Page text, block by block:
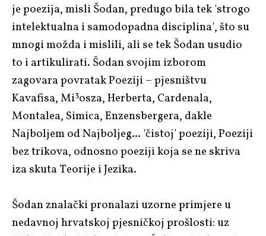
je poezija, misli Šodan, predugo bila tek 'strogo
intelektualna i samodopadna disciplina', što su
mnogi možda i mislili, ali se tek Šodan usudio
to i artikulirati. Šodan svojim izborom
zagovara povratak Poeziji – pjesništvu
Kavafisa,Mi³osza,Herberta, Cardenala,
Montalea, Simica,Enzensbergera, dakle
Najboljem od Najboljeg... 'čistoj' poeziji, Poeziji
bez trikova, odnosno poeziji koja se ne skriva
iza skuta Teorije i Jezika.
Šodan znalački pronalazi uzorne primjere u
nedavnoj hrvatskoj pjesničkoj prošlosti: uz